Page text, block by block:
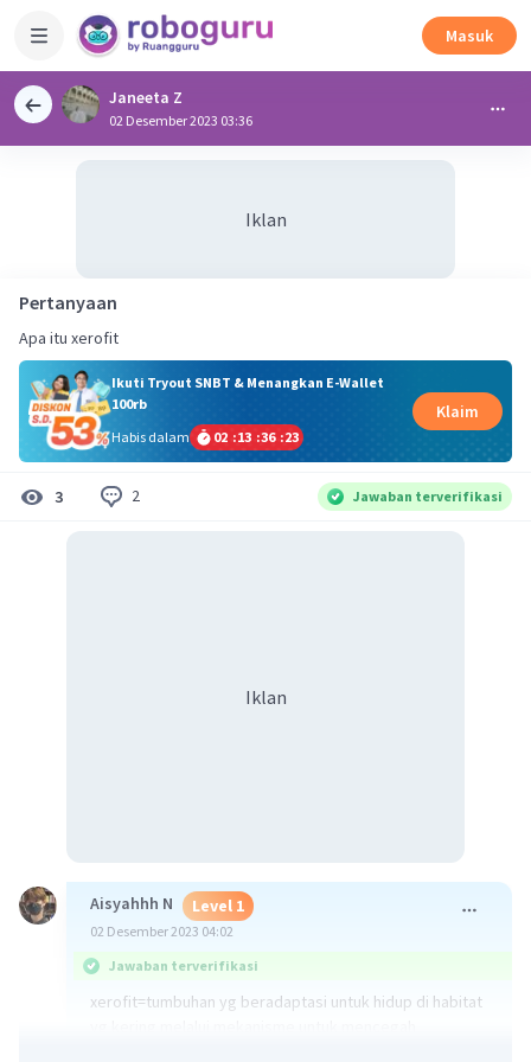
Masuk
Janeeta Z
02 Desember 2023 03:36
Iklan
Pertanyaan
Apa itu xerofit
Ikuti Tryout SNBT & Menangkan E-Wallet
100rb
Habis dalam
02 :13 :36 :23
Klaim
3 2 Jawaban terverifikasi
Iklan
Aisyahhh N Level 1
02 Desember 2023 04:02
Jawaban terverifikasi
xerofit=tumbuhan yg beradaptasi untuk hidup di habitat